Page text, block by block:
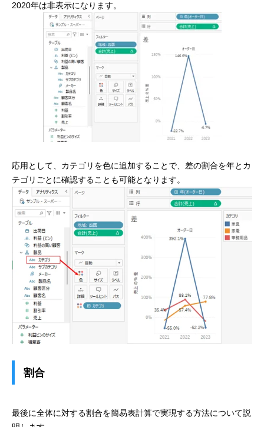
2020年は非表示になります。
応用として、カテゴリを色に追加することで、差の割合を年とカ
テゴリごとに確認することも可能となります。
割合
最後に全体に対する割合を簡易表計算で実現する方法について説